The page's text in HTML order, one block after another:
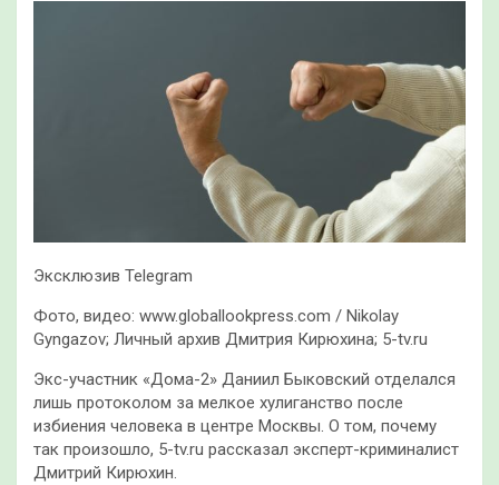
Эксклюзив Telegram
Фото, видео: www.globallookpress.com / Nikolay
Gyngazov; Личный архив Дмитрия Кирюхина; 5-tv.ru
Экс-участник «Дома-2» Даниил Быковский отделался
лишь протоколом за мелкое хулиганство после
избиения человека в центре Москвы. О том, почему
так произошло, 5-tv.ru рассказал эксперт-криминалист
Дмитрий Кирюхин.